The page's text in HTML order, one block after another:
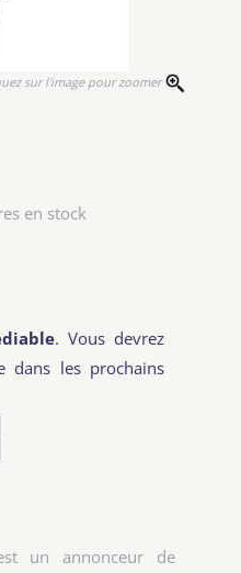
sur l'image pour zoomer
en stock
. Vous devrez
dans les prochains
un annonceur de